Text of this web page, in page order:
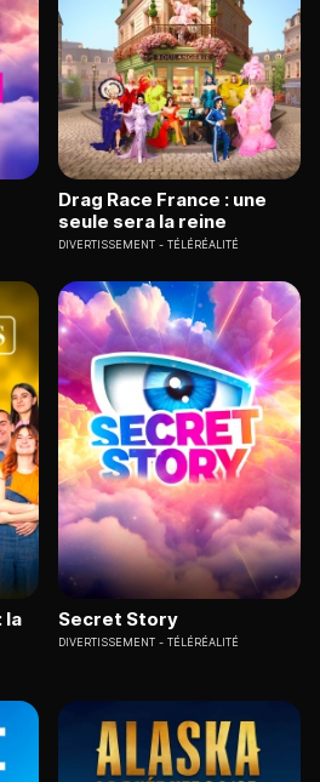
Drag Race France : une
seule sera la reine
DIVERTISSEMENT TÉLÉRÉALITÉ
la
Secret Story
DIVERTISSEMENT TÉLÉRÉALITÉ